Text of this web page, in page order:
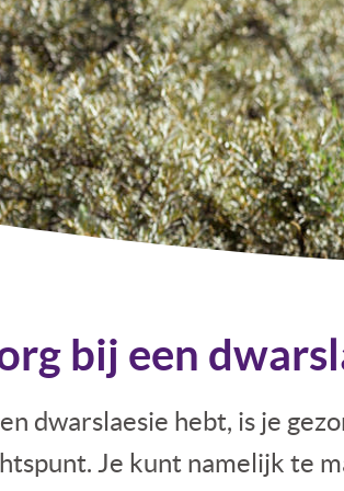
bij een
dwarslaesie hebt, is je
Je kunt namelijk te